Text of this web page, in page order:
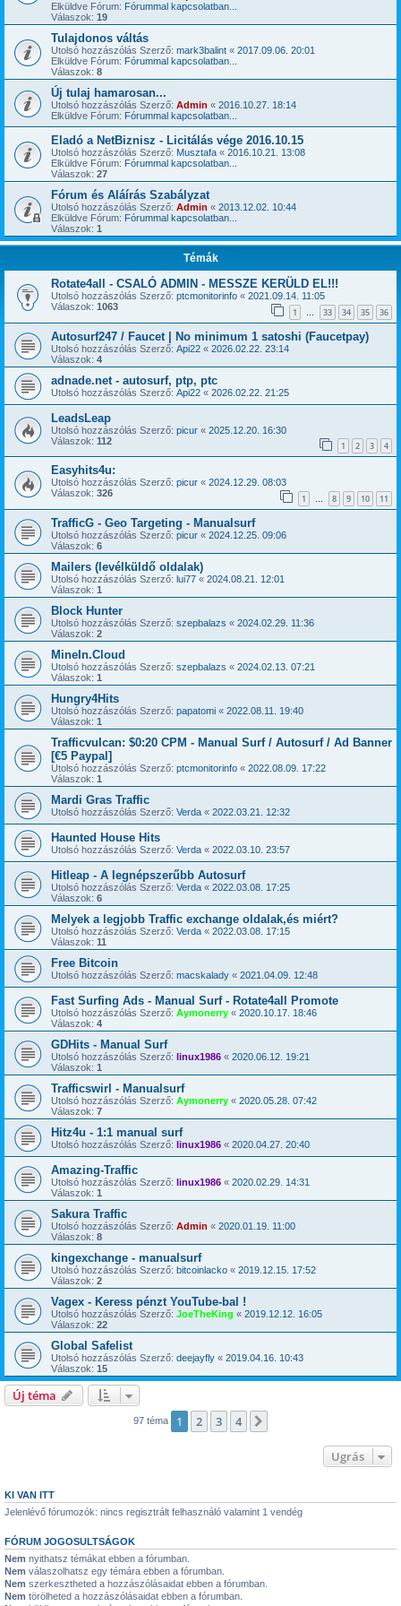
Elküldve Fórum: Fórummal kapcsolatban...
Válaszok: 19
Tulajdonos váltás
Utolsó hozzászólás Szerző: mark3balint « 2017.09.06. 20:01
Elküldve Fórum: Fórummal kapcsolatban...
Válaszok: 8
Új tulaj hamarosan...
Utolsó hozzászólás Szerző: Admin « 2016.10.27. 18:14
Elküldve Fórum: Fórummal kapcsolatban...
Eladó a NetBiznisz - Licitálás vége 2016.10.15
Utolsó hozzászólás Szerző: Musztafa « 2016.10.21. 13:08
Elküldve Fórum: Fórummal kapcsolatban...
Válaszok: 27
Fórum és Aláírás Szabályzat
Utolsó hozzászólás Szerző: Admin « 2013.12.02. 10:44
Elküldve Fórum: Fórummal kapcsolatban...
Válaszok: 1
Témák
Rotate4all - CSALÓ ADMIN - MESSZE KERÜLD EL!!!
Utolsó hozzászólás Szerző: ptcmonitorinfo « 2021.09.14. 11:05
Válaszok: 1063 1 … 33 34 35 36
Autosurf247 / Faucet | No minimum 1 satoshi (Faucetpay)
Utolsó hozzászólás Szerző: Api22 « 2026.02.22. 23:14
Válaszok: 4
adnade.net - autosurf, ptp, ptc
Utolsó hozzászólás Szerző: Api22 « 2026.02.22. 21:25
LeadsLeap
Utolsó hozzászólás Szerző: picur « 2025.12.20. 16:30
Válaszok: 112 1 2 3 4
Easyhits4u:
Utolsó hozzászólás Szerző: picur « 2024.12.29. 08:03
Válaszok: 326 1 … 8 9 10 11
TrafficG - Geo Targeting - Manualsurf
Utolsó hozzászólás Szerző: picur « 2024.12.25. 09:06
Válaszok: 6
Mailers (levélküldő oldalak)
Utolsó hozzászólás Szerző: lui77 « 2024.08.21. 12:01
Válaszok: 1
Block Hunter
Utolsó hozzászólás Szerző: szepbalazs « 2024.02.29. 11:36
Válaszok: 2
MineIn.Cloud
Utolsó hozzászólás Szerző: szepbalazs « 2024.02.13. 07:21
Válaszok: 1
Hungry4Hits
Utolsó hozzászólás Szerző: papatomi « 2022.08.11. 19:40
Válaszok: 1
Trafficvulcan: $0:20 CPM - Manual Surf / Autosurf / Ad Banner
[€5 Paypal]
Utolsó hozzászólás Szerző: ptcmonitorinfo « 2022.08.09. 17:22
Válaszok: 1
Mardi Gras Traffic
Utolsó hozzászólás Szerző: Verda « 2022.03.21. 12:32
Haunted House Hits
Utolsó hozzászólás Szerző: Verda « 2022.03.10. 23:57
Hitleap - A legnépszerűbb Autosurf
Utolsó hozzászólás Szerző: Verda « 2022.03.08. 17:25
Válaszok: 6
Melyek a legjobb Traffic exchange oldalak,és miért?
Utolsó hozzászólás Szerző: Verda « 2022.03.08. 17:15
Válaszok: 11
Free Bitcoin
Utolsó hozzászólás Szerző: macskalady « 2021.04.09. 12:48
Fast Surfing Ads - Manual Surf - Rotate4all Promote
Utolsó hozzászólás Szerző: Aymonerry « 2020.10.17. 18:46
Válaszok: 4
GDHits - Manual Surf
Utolsó hozzászólás Szerző: linux1986 « 2020.06.12. 19:21
Válaszok: 1
Trafficswirl - Manualsurf
Utolsó hozzászólás Szerző: Aymonerry « 2020.05.28. 07:42
Válaszok: 7
Hitz4u - 1:1 manual surf
Utolsó hozzászólás Szerző: linux1986 « 2020.04.27. 20:40
Amazing-Traffic
Utolsó hozzászólás Szerző: linux1986 « 2020.02.29. 14:31
Válaszok: 1
Sakura Traffic
Utolsó hozzászólás Szerző: Admin « 2020.01.19. 11:00
Válaszok: 8
kingexchange - manualsurf
Utolsó hozzászólás Szerző: bitcoinlacko « 2019.12.15. 17:52
Válaszok: 2
Vagex - Keress pénzt YouTube-bal !
Utolsó hozzászólás Szerző: JoeTheKing « 2019.12.12. 16:05
Válaszok: 22
Global Safelist
Utolsó hozzászólás Szerző: deejayfly « 2019.04.16. 10:43
Válaszok: 15
Új téma
97 téma 1 2 3 4
Ugrás
KI VAN ITT
Jelenlévő fórumozók: nincs regisztrált felhasználó valamint 1 vendég
FÓRUM JOGOSULTSÁGOK
Nem nyithatsz témákat ebben a fórumban.
Nem válaszolhatsz egy témára ebben a fórumban.
Nem szerkesztheted a hozzászólásaidat ebben a fórumban.
Nem törölheted a hozzászólásaidat ebben a fórumban.